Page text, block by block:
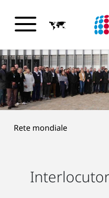
Rete mondiale